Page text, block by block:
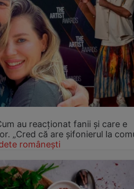
au reacționat fanii și care e
„Cred că are șifonierul la
românești